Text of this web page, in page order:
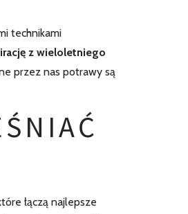
technikami
z wieloletniego
przez nas potrawy są
łączą najlepsze